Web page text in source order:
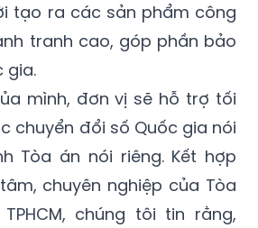
tạo ra các sản phẩm công
tranh cao, góp phần bảo
gia.
mình, đơn vị sẽ hỗ trợ tối
chuyển đổi số Quốc gia nói
Tòa án nói riêng. Kết hợp
chuyên nghiệp của Tòa
chúng tôi tin rằng,